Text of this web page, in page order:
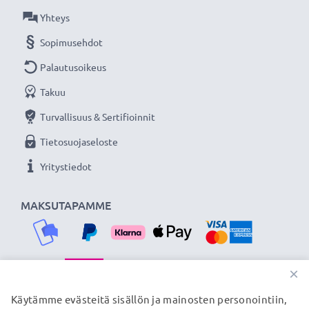
verkkokauppa, joka tarjoaa laadukkaita tuotteita, ja
siksi tarjoamme 36 kuukauden takuun!
MAKSUTAPAMME
Yhteys
Sopimusehdot
Palautusoikeus
Takuu
Turvallisuus & Sertifioinnit
Tietosuojaseloste
Yritystiedot
TOIMITUSKUMPPANIMME
×
Käytämme evästeitä sisällön ja mainosten personointiin,